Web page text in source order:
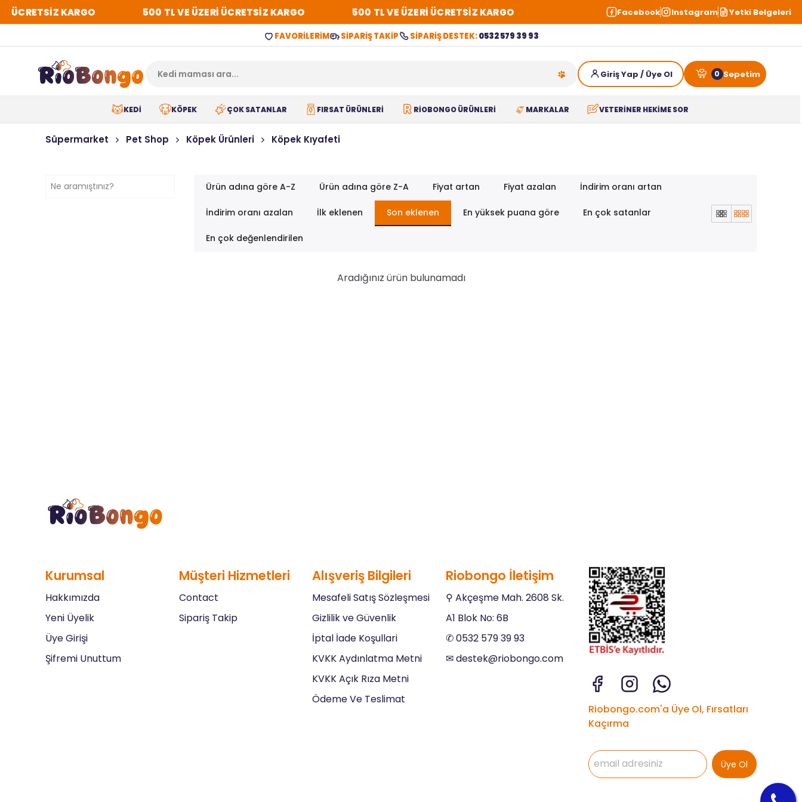
ÜCRETSİZ KARGO 500 TL VE ÜZERİ ÜCRETSİZ KARGO 500 TL VE ÜZERİ ÜCRETSİZ KARGO Facebook Instagram Yetki Belgeleri
FAVORİLERİM SİPARİŞ TAKİP SİPARİŞ DESTEK:0532 579 39 93
KEDİ KÖPEK ÇOK SATANLAR FIRSAT ÜRÜNLERİ RİOBONGO ÜRÜNLERİ MARKALAR VETERİNER HEKİME SOR
0
Süpermarket Pet Shop Köpek Ürünleri Köpek Kıyafeti
Ürün adına göre A-Z Ürün adına göre Z-A Fiyat artan Fiyat azalan İndirim oranı artan
İndirim oranı azalan İlk eklenen Son eklenen En yüksek puana göre En çok satanlar
En çok değenlendirilen
Aradığınız ürün bulunamadı
Kurumsal
Hakkımızda
Yeni Üyelik
Üye Girişi
Şifremi Unuttum
Müşteri Hizmetleri
Contact
Sipariş Takip
Alışveriş Bilgileri
Mesafeli Satış Sözleşmesi
Gizlilik ve Güvenlik
İptal İade Koşullari
KVKK Aydınlatma Metni
KVKK Açık Rıza Metni
Ödeme Ve Teslimat
Riobongo İletişim
⚲ Akçeşme Mah. 2608 Sk.
A1 Blok No: 6B
✆ 0532 579 39 93
✉︎destek@riobongo.com
Riobongo.com'a Üye Ol, Fırsatları
Kaçırma
Üye Ol